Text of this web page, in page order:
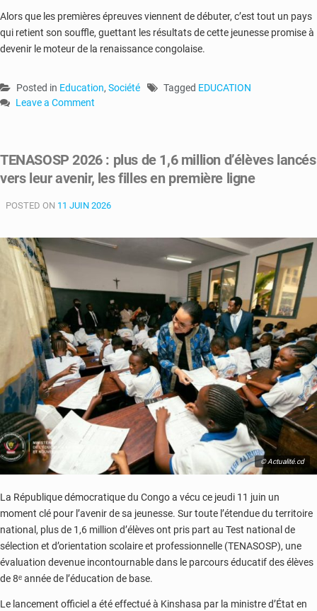
Alors que les premières épreuves viennent de débuter, c’est tout un pays
qui retient son souffle, guettant les résultats de cette jeunesse promise à
devenir le moteur de la renaissance congolaise.
Posted in Education, Société Tagged EDUCATION
Leave a Comment
2026
:
million
planchent
sur
les
épreuves
TENASOSP 2026 : plus de 1,6 million d’élèves lancés
vers leur avenir, les filles en première ligne
POSTED ON 11 JUIN 2026
© Actualité.cd
La République démocratique du Congo a vécu ce jeudi 11 juin un
moment clé pour l’avenir de sa jeunesse. Sur toute l’étendue du territoire
national, plus de 1,6 million d’élèves ont pris part au Test national de
sélection et d’orientation scolaire et professionnelle (TENASOSP), une
évaluation devenue incontournable dans le parcours éducatif des élèves
de 8ᵉ année de l’éducation de base.
Le lancement officiel a été effectué à Kinshasa par la ministre d’État en